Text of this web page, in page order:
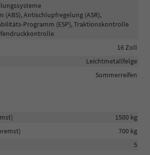
(ABS), Antischlupfregelung (ASR),
Programm (ESP), Traktionskontrolle
16 Zoll
Leichtmetallfelge
Sommerreifen
1500 kg
700 kg
5